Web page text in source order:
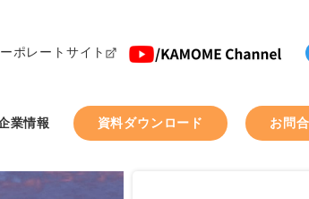
ポレートサイト
業情報 資料ダウンロード お問